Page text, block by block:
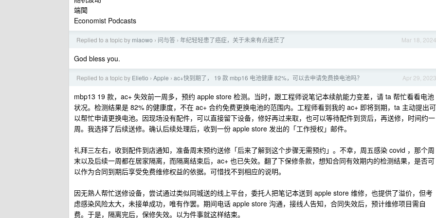
端聞
Economist Podcasts
Mar 18, 2024
Replied to a topic by miaowo › 问与答 › 年纪轻轻患了癌症，关于未来有点迷茫了
God bless you.
Apr 29, 2023
Replied to a topic by Elietio › Apple › ac+快到期了， 19 款 mbp16 电池健康 82%，可以去申请免费换电池吗？
mbp13 19 款，ac+ 失效前一周多，预约 apple store 检测。当时，跟工程师说笔记本续航能力变差，请 ta 帮忙看看电池
状况。检测结果是 82% 的健康度，不在 ac+ 合约免费更换电池的范围内。工程师看到我的 ac+ 即将到期，ta 主动提出可
以帮忙申请更换电池。因现场没有配件，可以直接留下设备，修好再过来取，也可以等待配件到货后，再送修，时间约一
周。我选择了后续送修。确认后续处理后，收到一份 apple store 发出的「工作授权」邮件。
礼拜三左右，收到配件到店通知，准备周末预约送修「后来了解到这个步骤无需预约」。不幸，周五感染 covid ，那个周
末以及后续一周都在居家隔离，而隔离结束后，ac+ 也已失效。翻了下保修条款，想知合同有效期内的检测结果，是否可
以作为合同到期后享受免费维修权益的依据。可惜找不到相应的说明。
因无熟人帮忙送修设备，尝试通过类似同城送的线上平台，委托人把笔记本送到 apple store 维修，也提供了溢价，但考
虑感染风险太大，未接单成功，唯有作罢。期间电话 apple store 沟通，接线人告知，合同失效后，预计维修项目需自
费。于是，隔离完后，保修失效。以为件事就这样结束。